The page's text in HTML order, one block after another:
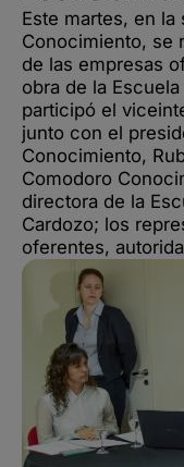
Este martes, en
Conocimiento, se
de las empresas
obra de la
participó el
junto con el
Conocimiento,
Comodoro
directora de la
Cardozo; los
oferentes,